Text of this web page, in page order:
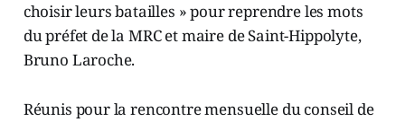
choisir leurs batailles » pour reprendre les mots
du préfet de la MRC et maire de Saint-Hippolyte,
Bruno Laroche.
Réunis pour la rencontre mensuelle du conseil de